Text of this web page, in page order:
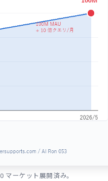
ーケット展開済み。